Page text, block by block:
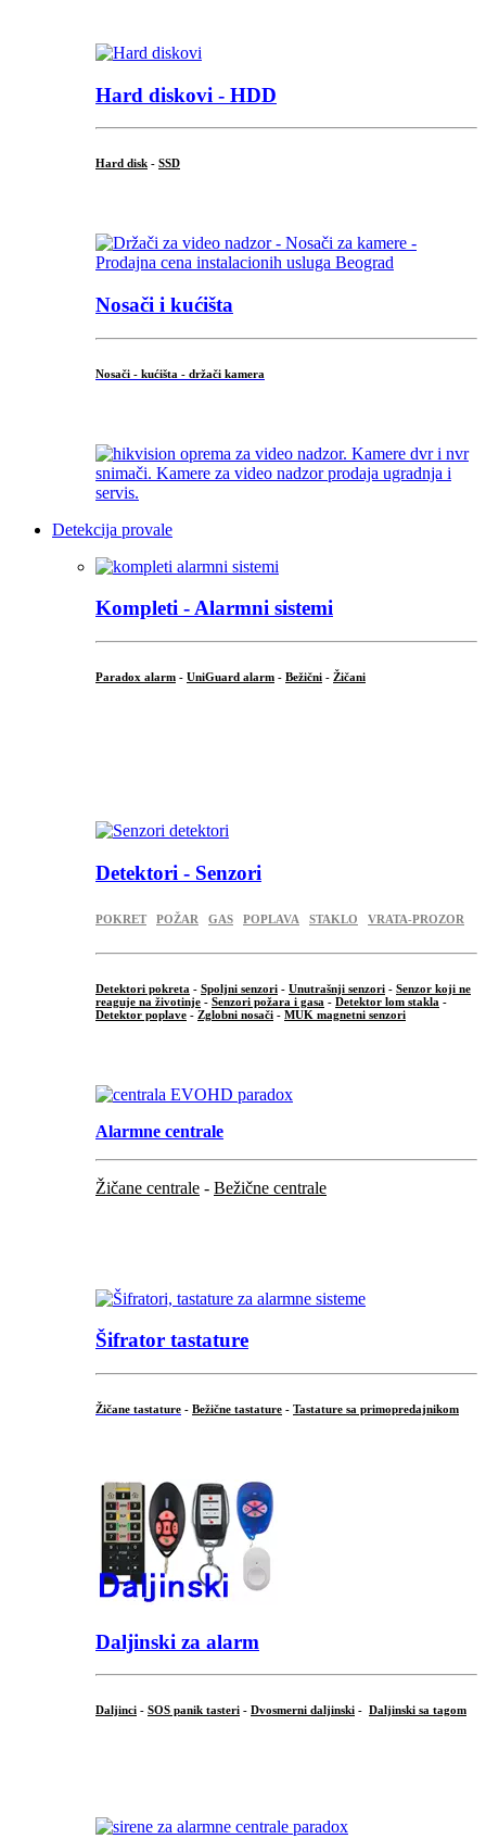
Hard diskovi - HDD
Hard disk - SSD
Nosači i kućišta
Nosači - kućišta - držači kamera
Detekcija provale
Kompleti - Alarmni sistemi
Paradox alarm - UniGuard alarm - Bežični - Žičani
Detektori - Senzori
POKRET POŽAR GAS POPLAVA STAKLO VRATA-PROZOR
Detektori pokreta - Spoljni senzori - Unutrašnji senzori - Senzor koji ne
reaguje na životinje - Senzori požara i gasa - Detektor lom stakla -
Detektor poplave - Zglobni nosači - MUK magnetni senzori
Alarmne centrale
Žičane centrale - Bežične centrale
Šifrator tastature
Žičane tastature - Bežične tastature - Tastature sa primopredajnikom
Daljinski za alarm
Daljinci - SOS panik tasteri - Dvosmerni daljinski - Daljinski sa tagom